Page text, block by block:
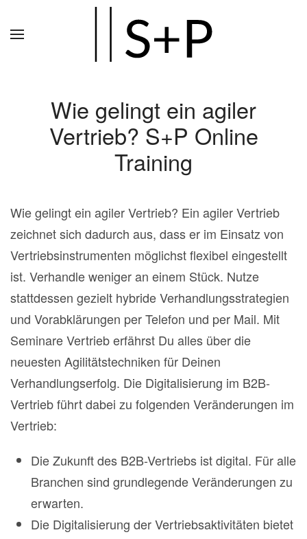
Wie gelingt ein agiler
Vertrieb? S+P Online
Training
Wie gelingt ein agiler Vertrieb? Ein agiler Vertrieb
zeichnet sich dadurch aus, dass er im Einsatz von
Vertriebsinstrumenten möglichst flexibel eingestellt
ist. Verhandle weniger an einem Stück. Nutze
stattdessen gezielt hybride Verhandlungsstrategien
und Vorabklärungen per Telefon und per Mail. Mit
Seminare Vertrieb erfährst Du alles über die
neuesten Agilitätstechniken für Deinen
Verhandlungserfolg. Die Digitalisierung im B2B-
Vertrieb führt dabei zu folgenden Veränderungen im
Vertrieb:
Die Zukunft des B2B-Vertriebs ist digital. Für alle
Branchen sind grundlegende Veränderungen zu
erwarten.
Die Digitalisierung der Vertriebsaktivitäten bietet